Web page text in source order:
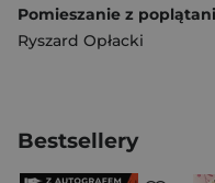
Ryszard Opłacki
Bestsellery